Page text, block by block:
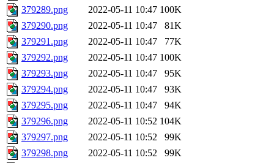
379289.png
2022-05-11 10:47 100K
379290.png
2022-05-11 10:47
81K
379291.png
2022-05-11 10:47
77K
379292.png
2022-05-11 10:47 100K
379293.png
2022-05-11 10:47
95K
379294.png
2022-05-11 10:47
93K
379295.png
2022-05-11 10:47
94K
379296.png
2022-05-11 10:52 104K
379297.png
2022-05-11 10:52
99K
379298.png
2022-05-11 10:52
99K